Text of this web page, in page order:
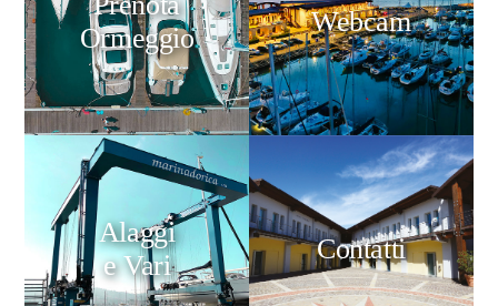
Ormeggio
Webcam
Alaggi
e Vari
Contatti